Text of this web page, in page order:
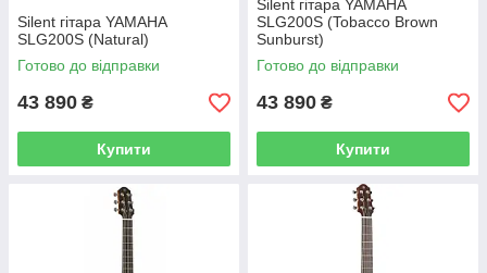
Silent гітара YAMAHA
SLG200S (Natural)
Готово до відправки
43 890 ₴
Купити
Silent гітара YAMAHA
SLG200S (Tobacco Brown
Sunburst)
Готово до відправки
43 890 ₴
Купити